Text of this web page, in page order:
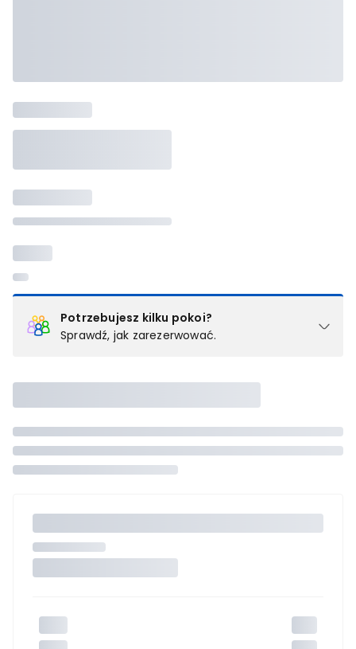
Potrzebujesz kilku pokoi?
Sprawdź, jak zarezerwować.
pokoju (lub apartamencie, willi itd.). Wybierz jedną z ofert z listy
i zarezerwuj ją. Zrób oddzielne rezerwacje dla każdego
kolejnego pokoju lubskontaktuj się z nami,by złożyć
zamówienie u naszego doradcy.
Maksymalna liczba uczestników
maksymalny limit dla 1 pokoju.